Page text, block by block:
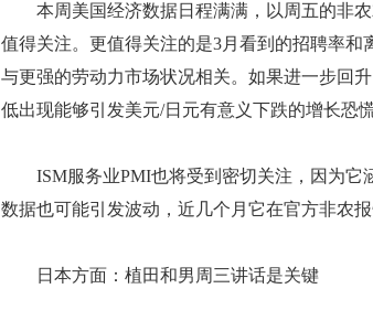
本周美国经济数据日程满满，以周五的非农
值得关注。更值得关注的是3月看到的招聘率
与更强的劳动力市场状况相关。如果进一步回
低出现能够引发美元/日元有意义下跌的增长恐
ISM服务业PMI也将受到密切关注，因为它
数据也可能引发波动，近几个月它在官方非农
日本方面：植田和男周三讲话是关键